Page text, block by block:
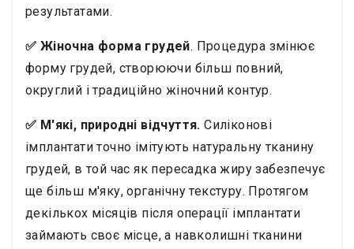
результатами.
✅ Жіночна форма грудей. Процедура змінює
форму грудей, створюючи більш повний,
округлий і традиційно жіночний контур.
✅ М'які, природні відчуття.Силіконові
імплантати точно імітують натуральну тканину
грудей, в той час як пересадка жиру забезпечує
ще більш м'яку, органічну текстуру. Протягом
декількох місяців після операції імплантати
займають своє місце, а навколишні тканини